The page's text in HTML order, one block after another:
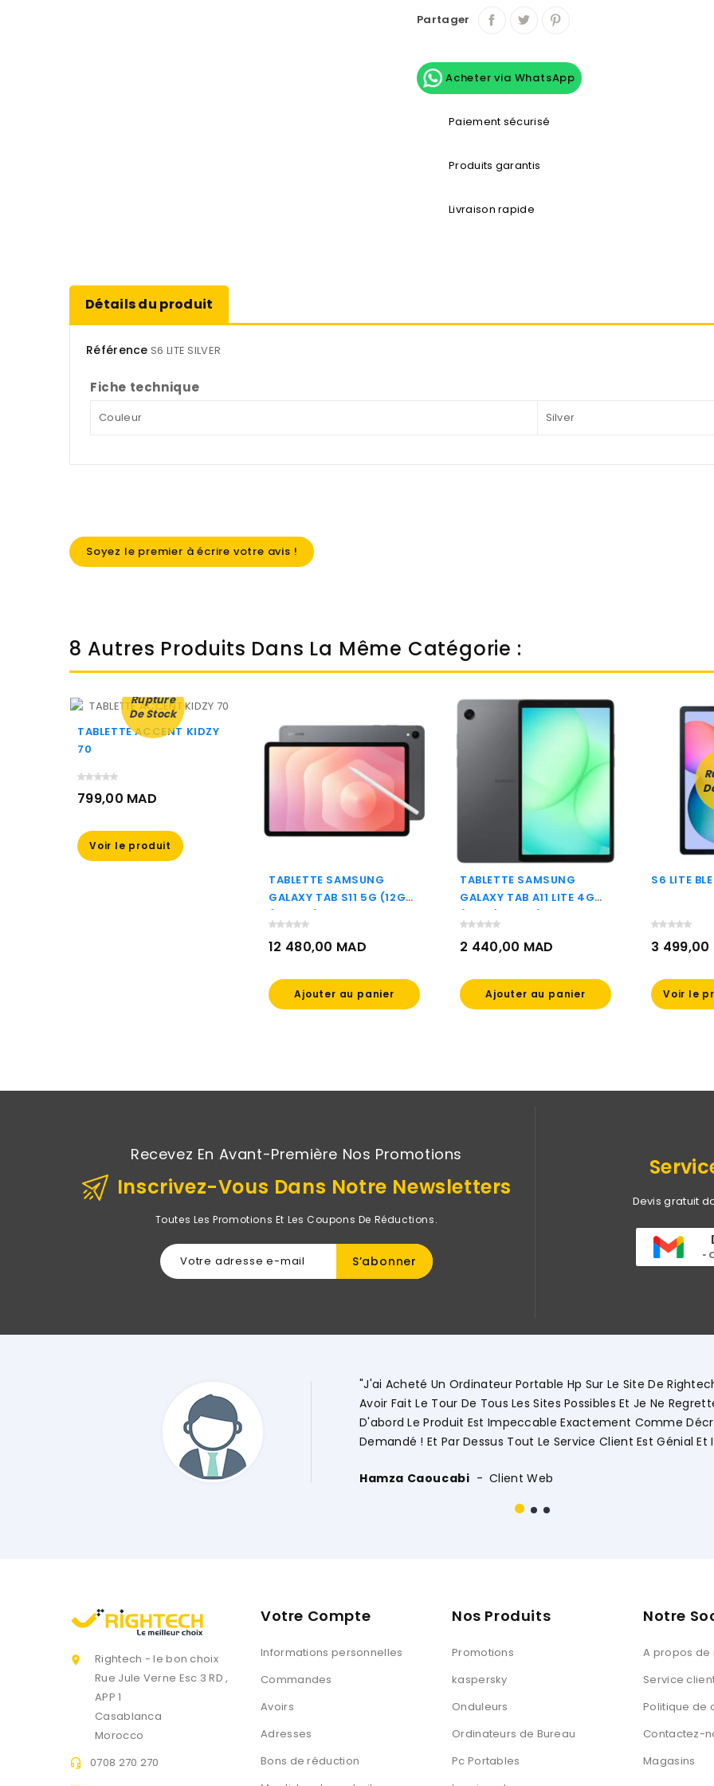
Partager
Acheter via WhatsApp
Paiement sécurisé
Produits garantis
Livraison rapide
Détails du produit
Référence S6 LITE SILVER
Fiche technique
Couleur Silver
Soyez le premier à écrire votre avis !
8 Autres Produits Dans La Même Catégorie :
Rupture
De Stock
TABLETTE ACCENT KIDZY
70
799,00 MAD
Voir le produit
TABLETTE SAMSUNG
GALAXY TAB S11 5G (12GB
/ 512GO)
12 480,00 MAD
Ajouter au panier
TABLETTE SAMSUNG
GALAXY TAB A11 LITE 4G
(8GB / 128GO)
2 440,00 MAD
Ajouter au panier
S6 LITE
3 499,00
Voir le
Recevez En Avant-Première Nos Promotions
Inscrivez-Vous Dans Notre Newsletters
Toutes Les Promotions Et Les Coupons De Réductions.
Devis gratuit
Hp Sur Le Site De Rightech Il Y A Quelques Jours Après
Possibles Et Je Ne Regrette Pas Du Tout Mon Choix ! Tout
Exactement Comme Décrit Sur Le Site Et Comme
Service Client Est Génial Et Impeccable !! .... Merci Encore."

Rightech - le bon choix
Rue Jule Verne Esc 3 RD ,
APP 1
Casablanca
Morocco
 0708 270 270
Votre Compte
Informations personnelles
Commandes
Avoirs
Adresses
Bons de réduction
Nos Produits
Promotions
kaspersky
Onduleurs
Ordinateurs de Bureau
Pc Portables
Notre
A propos de
Service
Politique de
Contactez-
Magasins